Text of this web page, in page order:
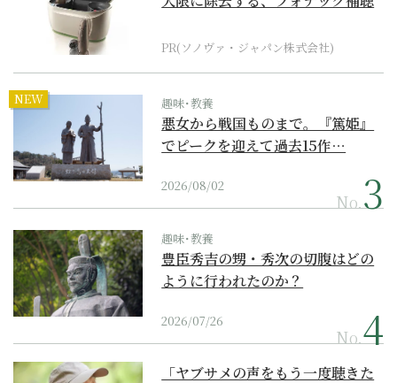
PR(ソノヴァ・ジャパン株式会社)
NEW 趣味･教養
悪女から戦国ものまで。『篤姫』
でピークを迎えて過去15作…
2026/08/02
No.
趣味･教養
豊臣秀吉の甥・秀次の切腹はどの
ように行われたのか？
2026/07/26
No.
「ヤブサメの声をもう一度聴きた